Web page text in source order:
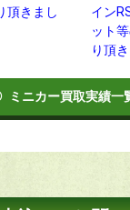
頂きまし
イン
ット
り頂
ミニカー買取実績一